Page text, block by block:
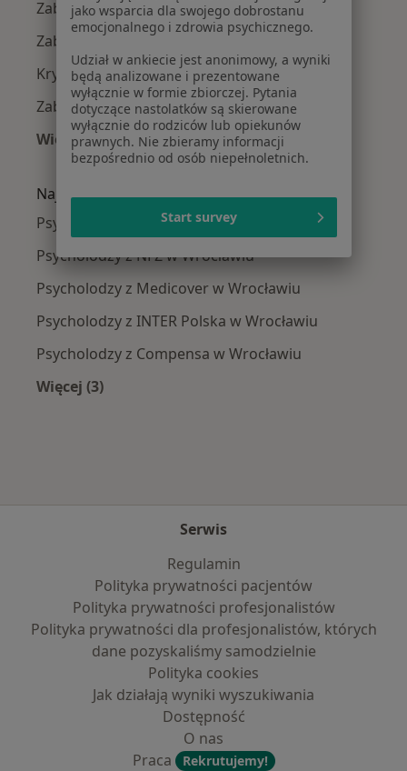
Zaburzenia lękowe w Wrocławiu
Zaburzenia nastroju w Wrocławiu
Kryzys emocjonalny w Wrocławiu
Zaburzenia emocjonalne w Wrocławiu
Więcej (15)
Więcej w kategorii: Najczęście leczone
Najpopularniejsze ubezpieczenia
Psycholodzy z Allianz w Wrocławiu
Psycholodzy z NFZ w Wrocławiu
Psycholodzy z Medicover w Wrocławiu
Psycholodzy z INTER Polska w Wrocławiu
Psycholodzy z Compensa w Wrocławiu
Więcej (3)
Serwis
Regulamin
Polityka prywatności pacjentów
Polityka prywatności profesjonalistów
Polityka prywatności dla profesjonalistów, których
dane pozyskaliśmy samodzielnie
Polityka cookies
Jak działają wyniki wyszukiwania
Dostępność
O nas
Praca
Rekrutujemy!
jako wsparcia dla swojego dobrostanu
emocjonalnego i zdrowia psychicznego.
Udział w ankiecie jest anonimowy, a wyniki
będą analizowane i prezentowane
wyłącznie w formie zbiorczej. Pytania
dotyczące nastolatków są skierowane
wyłącznie do rodziców lub opiekunów
prawnych. Nie zbieramy informacji
bezpośrednio od osób niepełnoletnich.
Start survey